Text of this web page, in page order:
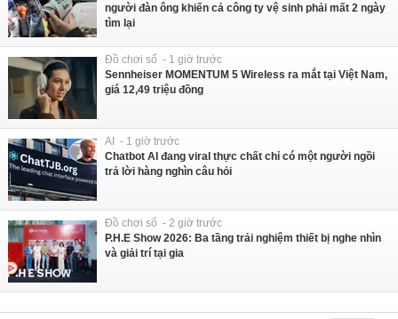
người đàn ông khiến cả công ty vệ sinh phải mất 2 ngày
tìm lại
Đồ chơi số - 1 giờ trước
Sennheiser MOMENTUM 5 Wireless ra mắt tại Việt Nam,
giá 12,49 triệu đồng
AI - 1 giờ trước
Chatbot AI đang viral thực chất chỉ có một người ngồi
trả lời hàng nghìn câu hỏi
Đồ chơi số - 2 giờ trước
P.H.E Show 2026: Ba tầng trải nghiệm thiết bị nghe nhìn
và giải trí tại gia